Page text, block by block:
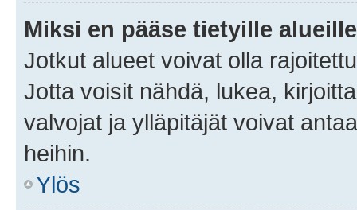
Miksi en pääse tietyille
Jotkut alueet voivat olla
Jotta voisit nähdä, lukea,
valvojat ja ylläpitäjät voivat
heihin.
Ylös